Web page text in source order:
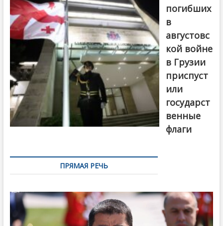
погибших
в
августовс
кой войне
в Грузии
приспуст
или
государст
венные
флаги
ПРЯМАЯ РЕЧЬ